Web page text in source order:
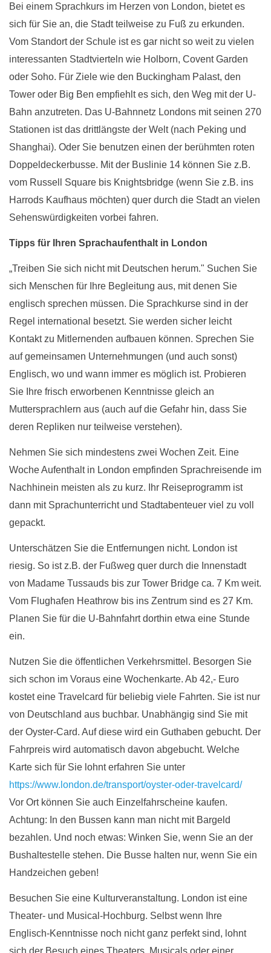
Bei einem Sprachkurs im Herzen von London, bietet es
sich für Sie an, die Stadt teilweise zu Fuß zu erkunden.
Vom Standort der Schule ist es gar nicht so weit zu vielen
interessanten Stadtvierteln wie Holborn, Covent Garden
oder Soho. Für Ziele wie den Buckingham Palast, den
Tower oder Big Ben empfiehlt es sich, den Weg mit der U-
Bahn anzutreten. Das U-Bahnnetz Londons mit seinen 270
Stationen ist das drittlängste der Welt (nach Peking und
Shanghai). Oder Sie benutzen einen der berühmten roten
Doppeldeckerbusse. Mit der Buslinie 14 können Sie z.B.
vom Russell Square bis Knightsbridge (wenn Sie z.B. ins
Harrods Kaufhaus möchten) quer durch die Stadt an vielen
Sehenswürdigkeiten vorbei fahren.
Tipps für Ihren Sprachaufenthalt in London
„Treiben Sie sich nicht mit Deutschen herum." Suchen Sie
sich Menschen für Ihre Begleitung aus, mit denen Sie
englisch sprechen müssen. Die Sprachkurse sind in der
Regel international besetzt. Sie werden sicher leicht
Kontakt zu Mitlernenden aufbauen können. Sprechen Sie
auf gemeinsamen Unternehmungen (und auch sonst)
Englisch, wo und wann immer es möglich ist. Probieren
Sie Ihre frisch erworbenen Kenntnisse gleich an
Muttersprachlern aus (auch auf die Gefahr hin, dass Sie
deren Repliken nur teilweise verstehen).
Nehmen Sie sich mindestens zwei Wochen Zeit. Eine
Woche Aufenthalt in London empfinden Sprachreisende im
Nachhinein meisten als zu kurz. Ihr Reiseprogramm ist
dann mit Sprachunterricht und Stadtabenteuer viel zu voll
gepackt.
Unterschätzen Sie die Entfernungen nicht. London ist
riesig. So ist z.B. der Fußweg quer durch die Innenstadt
von Madame Tussauds bis zur Tower Bridge ca. 7 Km weit.
Vom Flughafen Heathrow bis ins Zentrum sind es 27 Km.
Planen Sie für die U-Bahnfahrt dorthin etwa eine Stunde
ein.
Nutzen Sie die öffentlichen Verkehrsmittel. Besorgen Sie
sich schon im Voraus eine Wochenkarte. Ab 42,- Euro
kostet eine Travelcard für beliebig viele Fahrten. Sie ist nur
von Deutschland aus buchbar. Unabhängig sind Sie mit
der Oyster-Card. Auf diese wird ein Guthaben gebucht. Der
Fahrpreis wird automatisch davon abgebucht. Welche
Karte sich für Sie lohnt erfahren Sie unter
https://www.london.de/transport/oyster-oder-travelcard/
Vor Ort können Sie auch Einzelfahrscheine kaufen.
Achtung: In den Bussen kann man nicht mit Bargeld
bezahlen. Und noch etwas: Winken Sie, wenn Sie an der
Bushaltestelle stehen. Die Busse halten nur, wenn Sie ein
Handzeichen geben!
Besuchen Sie eine Kulturveranstaltung. London ist eine
Theater- und Musical-Hochburg. Selbst wenn Ihre
Englisch-Kenntnisse noch nicht ganz perfekt sind, lohnt
sich der Besuch eines Theaters, Musicals oder einer